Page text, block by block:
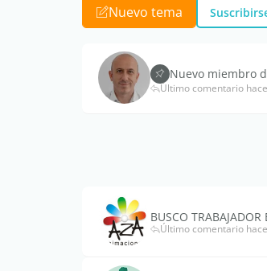
Nuevo tema
Nuevo miembro
Último comentario
BUSCO
Último comentario